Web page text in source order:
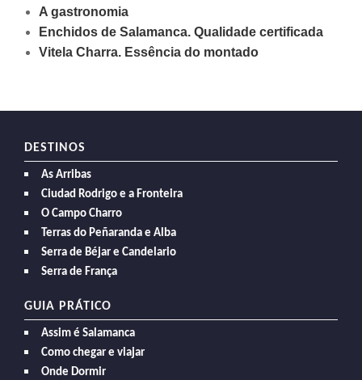
A gastronomia
Enchidos de Salamanca. Qualidade certificada
Vitela Charra. Essência do montado
DESTINOS
As Arribas
Ciudad Rodrigo e a Fronteira
O Campo Charro
Terras do Peñaranda e Alba
Serra de Béjar e Candelario
Serra de França
GUIA PRÁTICO
Assim é Salamanca
Como chegar e viajar
Onde Dormir